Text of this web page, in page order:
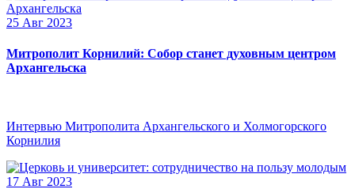
25 Авг 2023
Митрополит Корнилий: Собор станет духовным центром
Архангельска
Интервью Митрополита Архангельского и Холмогорского
Корнилия
17 Авг 2023